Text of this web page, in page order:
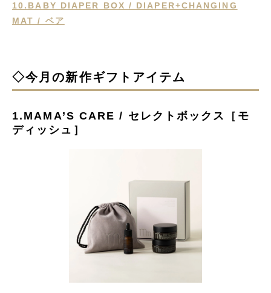
10.BABY DIAPER BOX / DIAPER+CHANGING
MAT / ベア
◇今月の新作ギフトアイテム
1.MAMA’S CARE / セレクトボックス［モ
ディッシュ］